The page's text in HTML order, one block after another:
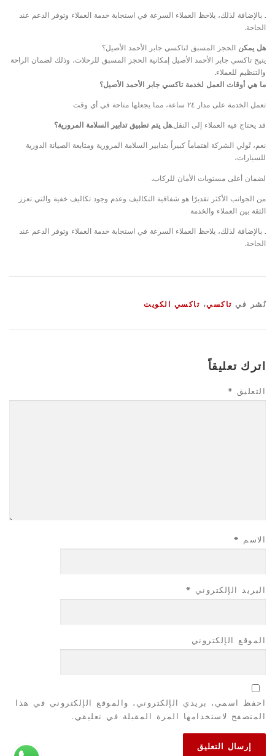
. بالإضافة لذلك، يلاحظ العملاء السرعة في استجابة خدمة العملاء وتوفر الدعم عند
الحاجة.
هل يمكن الحجز المسبق لتاكسي جابر الأحمد الأصيل؟
يتيح تاكسي جابر الأحمد الأصيل إمكانية الحجز المسبق للرحلات، وذلك لضمان الراحة
والتنظيم للعملاء.
ما هي أوقات العمل لخدمة تاكسي جابر الأحمد الأصيل؟
تعمل الخدمة على مدار ٢٤ ساعة، مما يجعلها متاحة في أي وقت
قد يحتاج فيه العملاء إلى النقل.هل يتم تطبيق تدابير السلامة المرورية؟
نعم، تُولي الشركة اهتماماً كبيراً بتدابير السلامة المرورية ومتابعة الصيانة الدورية
للسيارات،
لضمان أعلى مستويات الأمان للركاب.
من الجوانب الأكثر تقديرًا هو شفافية التكاليف وعدم وجود تكاليف خفية والتي تعزز
الثقة بين العملاء والخدمة
. بالإضافة لذلك، يلاحظ العملاء السرعة في استجابة خدمة العملاء وتوفر الدعم عند
الحاجة.
نُشر في تاكسي، تاكسي الكويت
اترك تعليقاً
التعليق *
الاسم *
البريد الإلكتروني *
الموقع الإلكتروني
احفظ اسمي، بريدي الإلكتروني، والموقع الإلكتروني في هذا
المتصفح لاستخدامها المرة المقبلة في تعليقي.